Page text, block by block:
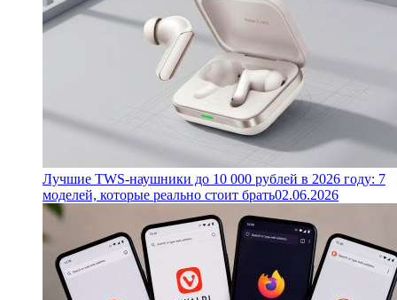
Лучшие TWS-наушники до 10 000 рублей в 2026 году: 7
моделей, которые реально стоит брать02.06.2026